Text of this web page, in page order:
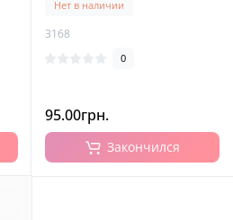
Нет в наличии
3168
0
95.00грн.
Закончился